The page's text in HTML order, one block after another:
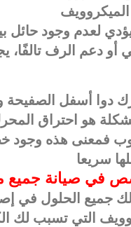
لعدم وجود حائل
أو دعم الرف تالفًا،
دوا أسفل
هو احتراق
فمعنى هذه وجود
سريعا
صيانة جميع
جميع الحلول في
التي تسبب لك